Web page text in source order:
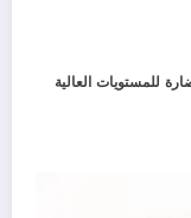
للمستويات العالية